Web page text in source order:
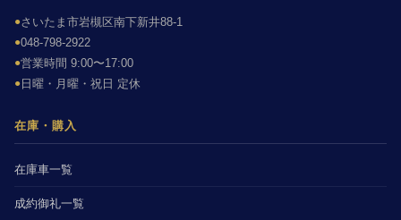
●さいたま市岩槻区南下新井88-1
●048-798-2922
●営業時間 9:00〜17:00
●日曜・月曜・祝日 定休
在庫・購入
在庫車一覧
成約御礼一覧